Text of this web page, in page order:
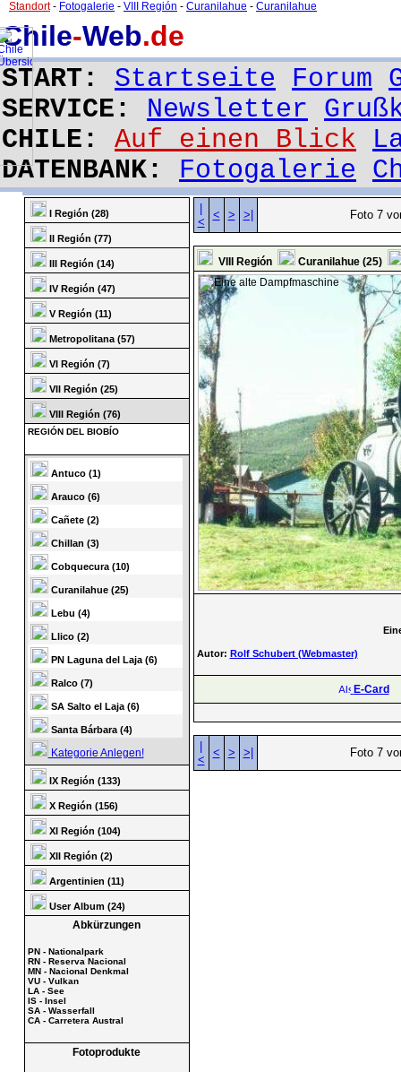
Chile-Web.de
START: Startseite Forum
SERVICE: Newsletter
CHILE: Auf einen Blick
DATENBANK: Fotogalerie
Standort- Fotogalerie - VIII Región - Curanilahue - Curanilahue
I Región (28)
II Región (77)
III Región (14)
IV Región (47)
V Región (11)
Metropolitana (57)
VI Región (7)
VII Región (25)
VIII Región (76)
REGIÓN DEL BIOBÍO
Antuco (1)
Arauco (6)
Cañete (2)
Chillan (3)
Cobquecura (10)
Curanilahue (25)
Lebu (4)
Llico (2)
PN Laguna del Laja (6)
Ralco (7)
SA Salto el Laja (6)
Santa Bárbara (4)
Kategorie Anlegen!
IX Región (133)
X Región (156)
XI Región (104)
XII Región (2)
Argentinien (11)
User Album (24)
Abkürzungen
PN - Nationalpark
RN - Reserva Nacional
MN - Nacional Denkmal
VU - Vulkan
LA - See
IS - Insel
SA - Wasserfall
CA - Carretera Austral
Fotoprodukte
<
< > >| Foto 7
VIII Región Curanilahue (25)
Autor: Rolf Schubert (Webmaster)
E-Card
<
< > >| Foto 7